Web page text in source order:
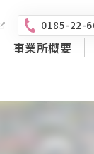
0185-22-
事業所概要